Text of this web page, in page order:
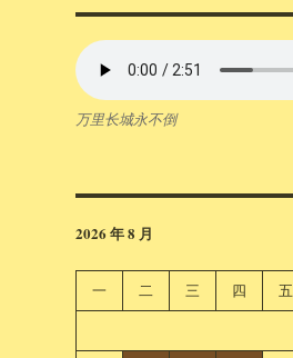
万里长城永不倒
2026 年 8 月
一 二 三 四 五